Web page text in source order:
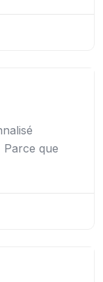
Parce que